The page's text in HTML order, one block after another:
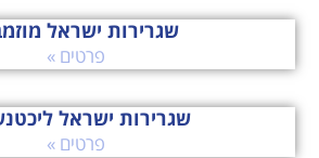
שגרירות ישראל
פרטים »
שגרירות ישראל
פרטים »